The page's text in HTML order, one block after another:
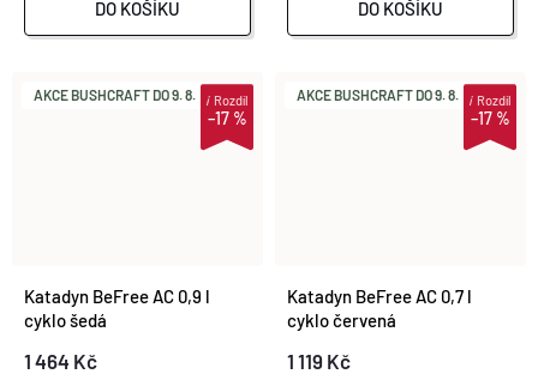
DO KOŠÍKU DO KOŠÍKU
AKCE BUSHCRAFT DO 9. 8.
–17 %
iRozdíl
Katadyn BeFree AC 0,9 l
cyklo šedá
1 464 Kč
AKCE BUSHCRAFT DO 9. 8.
–17 %
iRozdíl
Katadyn BeFree AC 0,7 l
cyklo červená
1 119 Kč